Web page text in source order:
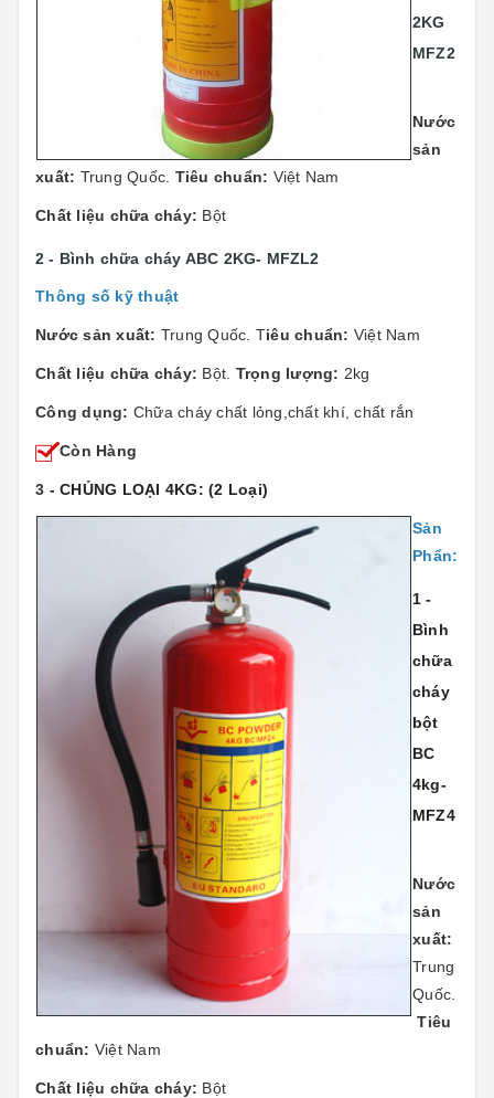
2KG
MFZ2
Nước
sản
xuất: Trung Quốc. Tiêu chuẩn: Việt Nam
Chất liệu chữa cháy: Bột
2 - Bình chữa cháy ABC 2KG- MFZL2
Thông số kỹ thuật
Nước sản xuất: Trung Quốc. Tiêu chuẩn: Việt Nam
Chất liệu chữa cháy: Bột. Trọng lượng: 2kg
Công dụng: Chữa cháy chất lỏng,chất khí, chất rắn
Còn Hàng
3 - CHỦNG LOẠI 4KG: (2 Loại)
Sản
Phẩn:
1 -
Bình
chữa
cháy
bột
BC
4kg-
MFZ4
Nước
sản
xuất:
Trung
Quốc.
Tiêu
chuẩn: Việt Nam
Chất liệu chữa cháy: Bột